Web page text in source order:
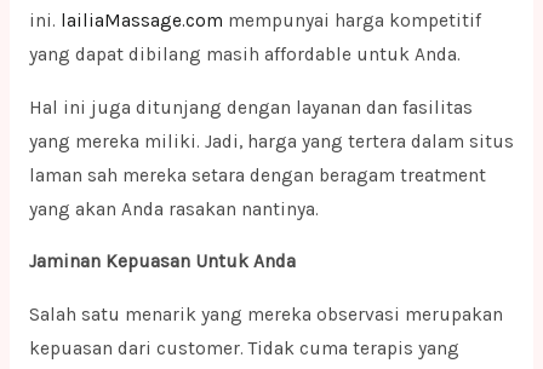
ini. lailiaMassage.com mempunyai harga kompetitif
yang dapat dibilang masih affordable untuk Anda.
Hal ini juga ditunjang dengan layanan dan fasilitas
yang mereka miliki. Jadi, harga yang tertera dalam situs
laman sah mereka setara dengan beragam treatment
yang akan Anda rasakan nantinya.
Jaminan Kepuasan Untuk Anda
Salah satu menarik yang mereka observasi merupakan
kepuasan dari customer. Tidak cuma terapis yang